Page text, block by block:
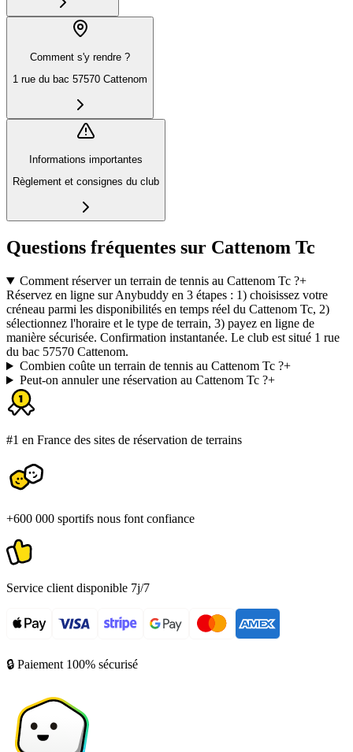
Comment s'y rendre ?
1 rue du bac 57570 Cattenom
Informations importantes
Règlement et consignes du club
Questions fréquentes sur Cattenom Tc
Comment réserver un terrain de tennis au Cattenom Tc ?+
Réservez en ligne sur Anybuddy en 3 étapes : 1) choisissez votre
créneau parmi les disponibilités en temps réel du Cattenom Tc, 2)
sélectionnez l'horaire et le type de terrain, 3) payez en ligne de
manière sécurisée. Confirmation instantanée. Le club est situé 1 rue
du bac 57570 Cattenom.
Combien coûte un terrain de tennis au Cattenom Tc ?+
Peut-on annuler une réservation au Cattenom Tc ?+
#1 en France des sites de réservation de terrains
+600 000 sportifs nous font confiance
Service client disponible 7j/7
🔒 Paiement 100% sécurisé